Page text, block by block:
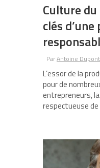
Culture du
clés
ParAntoine Dupont
L’essor de la
pour de
entrepreneurs,
respectueuse